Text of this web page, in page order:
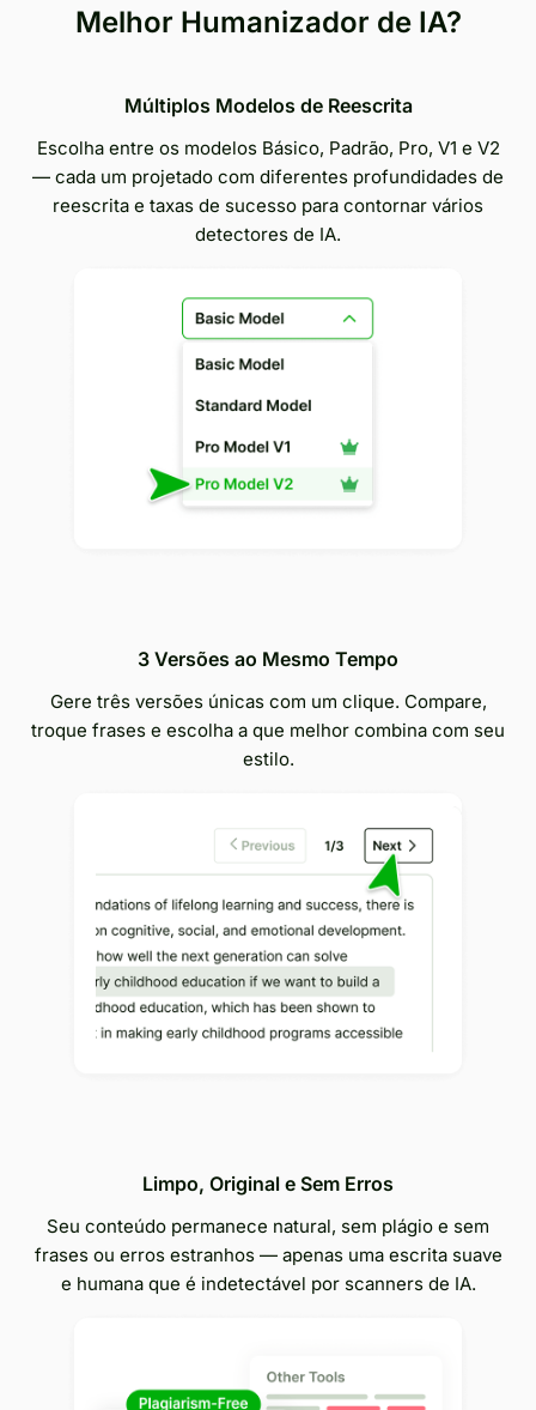
Melhor Humanizador de IA?
Múltiplos Modelos de Reescrita
Escolha entre os modelos Básico, Padrão, Pro, V1 e V2
— cada um projetado com diferentes profundidades de
reescrita e taxas de sucesso para contornar vários
detectores de IA.
3 Versões ao Mesmo Tempo
Gere três versões únicas com um clique. Compare,
troque frases e escolha a que melhor combina com seu
estilo.
Limpo, Original e Sem Erros
Seu conteúdo permanece natural, sem plágio e sem
frases ou erros estranhos — apenas uma escrita suave
e humana que é indetectável por scanners de IA.